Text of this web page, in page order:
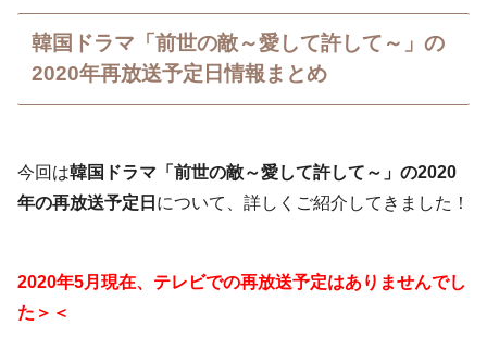
韓国ドラマ「前世の敵～愛して許して～」の
2020年再放送予定日情報まとめ
今回は韓国ドラマ「前世の敵～愛して許して～」の2020
年の再放送予定日 について、詳しくご紹介してきました！
2020年5月現在、テレビでの再放送予定はありませんでし
た＞＜